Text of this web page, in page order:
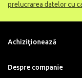
prelucrarea datelor cu
Achiziţionează
Despre companie